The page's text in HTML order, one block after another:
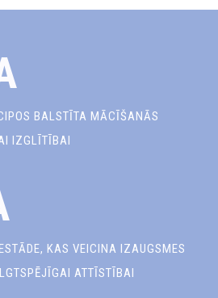
BALSTĪTA MĀCĪŠANĀS
IZGLĪTĪBAI
KAS VEICINA IZAUGSMES
ATTĪSTĪBAI